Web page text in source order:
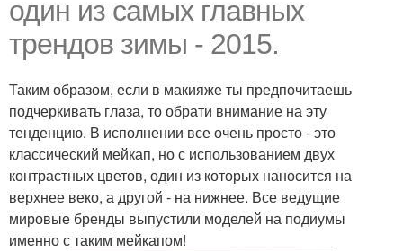
один из самых главных
трендов зимы - 2015.
Таким образом, если в макияже ты предпочитаешь
подчеркивать глаза, то обрати внимание на эту
тенденцию. В исполнении все очень просто - это
классический мейкап, но с использованием двух
контрастных цветов, один из которых наносится на
верхнее веко, а другой - на нижнее. Все ведущие
мировые бренды выпустили моделей на подиумы
именно с таким мейкапом!